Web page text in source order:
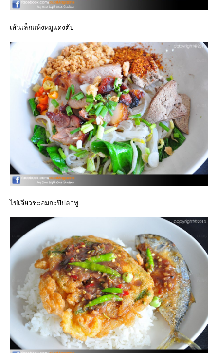
เส้นเล็กแห้งหมูแดงตับ
ไข่เจียวชะอมกะปิปลาทู